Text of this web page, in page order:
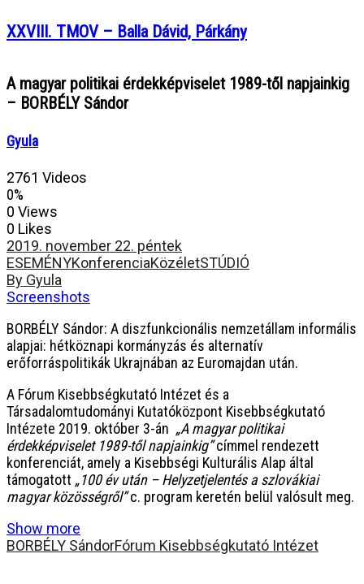
XXVIII. TMOV – Balla Dávid, Párkány
A magyar politikai érdekképviselet 1989-től napjainkig
– BORBÉLY Sándor
Gyula
2761 Videos
0%
0 Views
0 Likes
2019. november 22. péntek
ESEMÉNYKonferenciaKözéletSTÚDIÓ
By Gyula
Screenshots
BORBÉLY Sándor: A diszfunkcionális nemzetállam informális
alapjai: hétköznapi kormányzás és alternatív
erőforráspolitikák Ukrajnában az Euromajdan után.
A Fórum Kisebbségkutató Intézet és a
Társadalomtudományi Kutatóközpont Kisebbségkutató
Intézete 2019. október 3-án „A magyar politikai
érdekképviselet 1989-től napjainkig”címmel rendezett
konferenciát, amely a Kisebbségi Kulturális Alap által
támogatott „100 év után – Helyzetjelentés a szlovákiai
magyar közösségről”c. program keretén belül valósult meg.
Show more
BORBÉLY SándorFórum Kisebbségkutató Intézet